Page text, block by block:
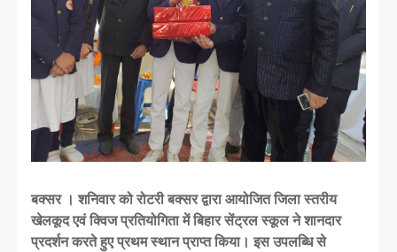
बक्सर । शनिवार को रोटरी बक्सर द्वारा आयोजित जिला स्तरीय
खेलकूद एवं क्विज प्रतियोगिता में बिहार सेंट्रल स्कूल ने शानदार
प्रदर्शन करते हुए प्रथम स्थान प्राप्त किया। इस उपलब्धि से